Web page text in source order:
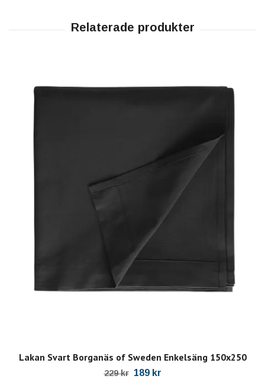
Lakan Svart Borganäs of Sweden Enkelsäng 150x250
229 kr 189 kr